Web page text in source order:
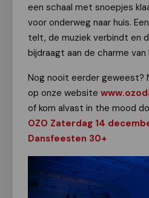
een schaal met snoepjes
voor onderweg naar huis.
telt, de muziek verbindt en
bijdraagt aan de charme
Nog nooit eerder geweest?
op onze website
of kom alvast in the mood
OZO Zaterdag 14
Dansfeesten 30+